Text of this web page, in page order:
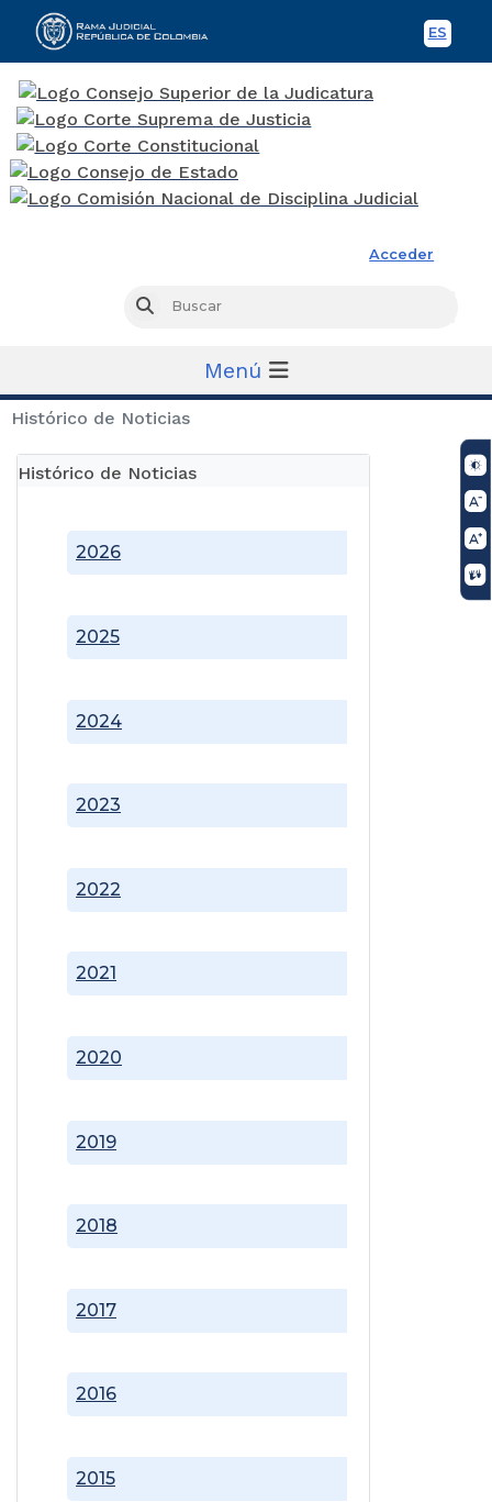
ES
Acceder
Buscar
Menú
Histórico de Noticias
Histórico de Noticias
2015
2016
2017
2018
2019
2020
2021
2022
2023
2024
2025
2026